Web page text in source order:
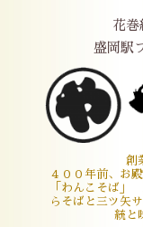
花巻
盛岡駅
創
４００年前、お
「わんこそば」
らそばと三ツ矢
統と